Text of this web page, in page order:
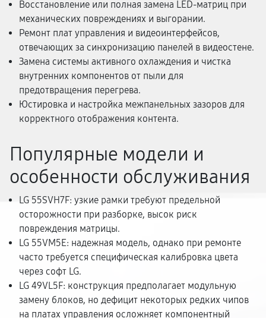
Восстановление или полная замена LED-матриц при
механических повреждениях и выгорании.
Ремонт плат управления и видеоинтерфейсов,
отвечающих за синхронизацию панелей в видеостене.
Замена системы активного охлаждения и чистка
внутренних компонентов от пыли для
предотвращения перегрева.
Юстировка и настройка межпанельных зазоров для
корректного отображения контента.
Популярные модели и
особенности обслуживания
LG 55SVH7F: узкие рамки требуют предельной
осторожности при разборке, высок риск
повреждения матрицы.
LG 55VM5E: надежная модель, однако при ремонте
часто требуется специфическая калибровка цвета
через софт LG.
LG 49VL5F: конструкция предполагает модульную
замену блоков, но дефицит некоторых редких чипов
на платах управления осложняет компонентный